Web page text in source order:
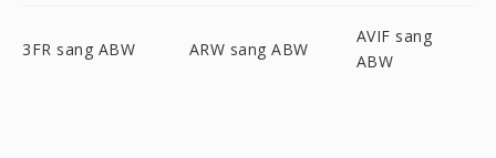
3FR sang ABW ARW sang ABW
AVIF sang
ABW